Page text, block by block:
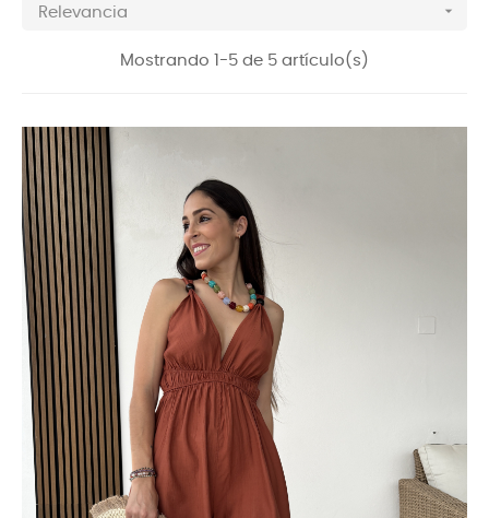
Relevancia 
Mostrando 1-5 de 5 artículo(s)